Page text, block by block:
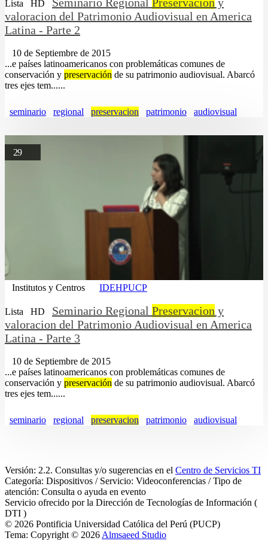
Lista HD
valoracion del Patrimonio Audiovisual en America
Latina - Parte 2
10 de Septiembre de 2015
...e países latinoamericanos con problemáticas comunes de
conservación y preservación de su patrimonio audiovisual. Abarcó
tres ejes tem......
seminario regional preservacion patrimonio audiovisual
29
Institutos y Centros IDEHPUCP
Lista HD Seminario Regional Preservacion y
valoracion del Patrimonio Audiovisual en America
Latina - Parte 3
10 de Septiembre de 2015
...e países latinoamericanos con problemáticas comunes de
conservación y preservación de su patrimonio audiovisual. Abarcó
tres ejes tem......
seminario regional preservacion patrimonio audiovisual
Versión: 2.2. Consultas y/o sugerencias en el Centro de Servicios TI
Categoría: Dispositivos / Servicio: Videoconferencias / Tipo de
atención: Consulta o ayuda en evento
Servicio ofrecido por la Dirección de Tecnologías de Información (
DTI )
© 2026 Pontificia Universidad Católica del Perú (PUCP)
Tema: Copyright © 2026 Almsaeed Studio